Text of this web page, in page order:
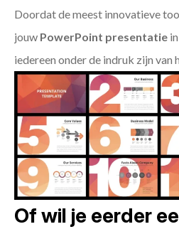
Doordat de meest innovatieve
jouw PowerPoint presentatie
iedereen onder de indruk zijn van
Of wil je eerder